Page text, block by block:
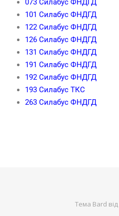
073 Силабус ФНДГД
101 Силабус ФНДГД
122 Силабус ФНДГД
126 Силабус ФНДГД
131 Силабус ФНДГД
191 Силабус ФНДГД
192 Силабус ФНДГД
193 Силабус ТКС
263 Силабус ФНДГД
Тема Bard від